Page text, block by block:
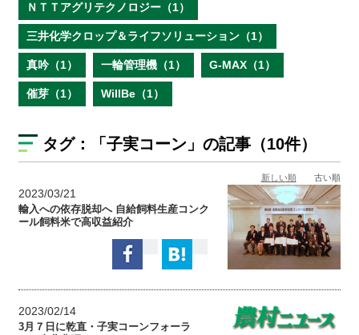
ＮＴＴアグリテクノロジー（1）
三井化学クロップ＆ライフソリューション（1）
真吟（1） 一輪管理機（1） G-MAX（1）
催芽（1） WillBe（1）
タグ： 「子実コーン」の記事（10件）
新しい順 古い順
2023/03/21
輸入への依存脱却へ 自給飼料生産コンク
ール飼料米で高収益紹介
2023/02/14
3月７日に乾直・子実コーンフォーラ